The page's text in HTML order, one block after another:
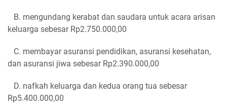
B. mengundang kerabat dan saudara untuk acara arisan
keluarga sebesar Rp2.750.000,00
C. membayar asuransi pendidikan, asuransi kesehatan,
dan asuransi jiwa sebesar Rp2.390.000,00
D. nafkah keluarga dan kedua orang tua sebesar
Rp5.400.000,00